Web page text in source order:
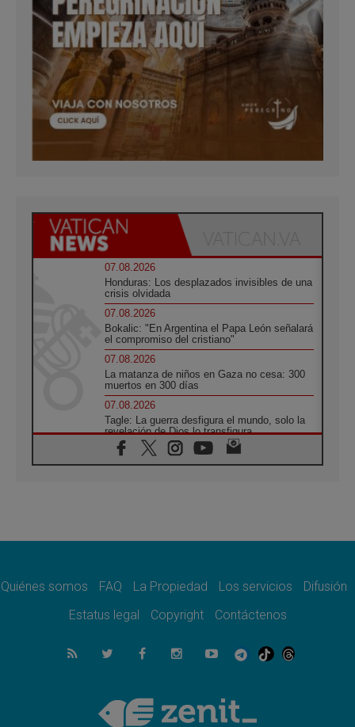
07.08.2026
Honduras: Los desplazados invisibles de una
crisis olvidada
07.08.2026
Bokalic: "En Argentina el Papa León señalará
el compromiso del cristiano"
07.08.2026
La matanza de niños en Gaza no cesa: 300
muertos en 300 días
07.08.2026
Tagle: La guerra desfigura el mundo, solo la
revelación de Dios lo transfigura
07.08.2026
Presentada la Trienal de Arte de las
espacio público
Lanzan un proyecto de empoderamiento
07.08.2026
Programa oficial del Viaje Apostólico del
Obispos de Ecuador: El bien de las familias
no admite premuras legislativas
Quiénes somos FAQ La Propiedad Los servicios
Difusión
Estatus legal
Copyright Contáctenos